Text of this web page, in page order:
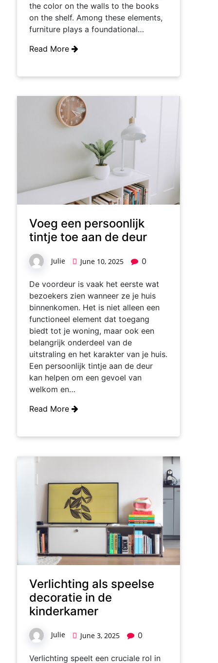
the color on the walls to the books
on the shelf. Among these elements,
furniture plays a foundational…
Read More
Voeg een persoonlijk
tintje toe aan de deur
Julie June 10, 2025 0
De voordeur is vaak het eerste wat
bezoekers zien wanneer ze je huis
binnenkomen. Het is niet alleen een
functioneel element dat toegang
biedt tot je woning, maar ook een
belangrijk onderdeel van de
uitstraling en het karakter van je huis.
Een persoonlijk tintje aan de deur
kan helpen om een gevoel van
welkom en…
Read More
Verlichting als speelse
decoratie in de
kinderkamer
Julie June 3, 2025 0
Verlichting speelt een cruciale rol in